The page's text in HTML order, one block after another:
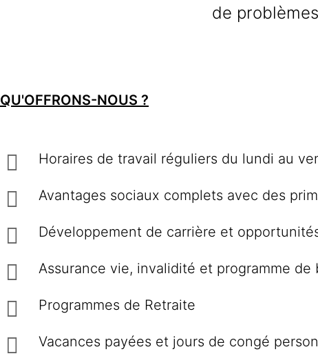
de
QU'OFFRONS-NOUS ?
Horaires de travail réguliers du lundi au
Avantages sociaux complets avec des
Développement de carrière et
Assurance vie, invalidité et programme de
Programmes de Retraite
Vacances payées et jours de congé